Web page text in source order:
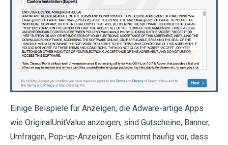
Einige Beispiele für Anzeigen, die Adware-artige Apps
wie OriginalUnitValue anzeigen, sind Gutscheine, Banner,
Umfragen, Pop-up-Anzeigen. Es kommt häufig vor, dass